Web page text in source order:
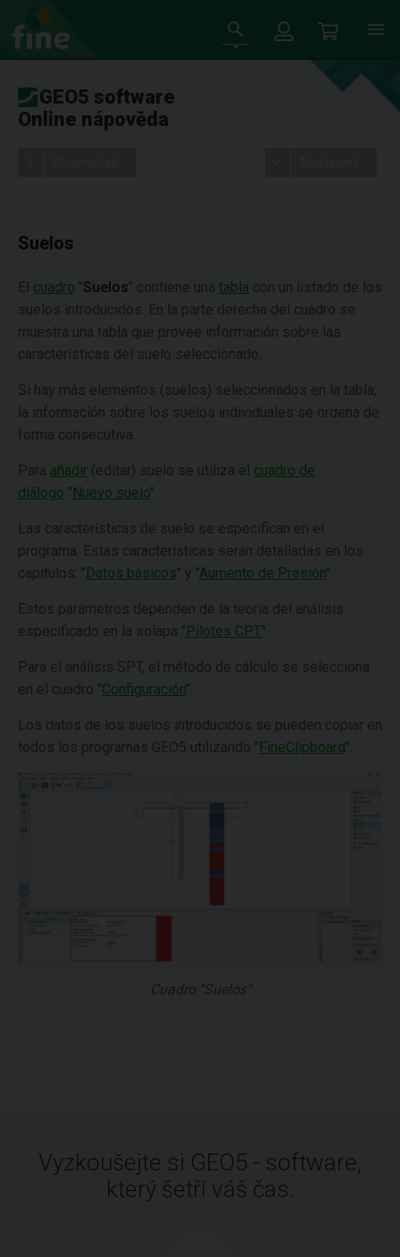
GEO5 software
Online nápověda
Suelos
El cuadro "Suelos" contiene una tabla con un listado de los
suelos introducidos. En la parte derecha del cuadro se
muestra una tabla que provee información sobre las
características del suelo seleccionado.
Si hay más elementos (suelos) seleccionados en la tabla,
la información sobre los suelos individuales se ordena de
forma consecutiva.
Para añadir (editar) suelo se utiliza el cuadro de
diálogo "Nuevo suelo".
Las características de suelo se especifican en el
programa. Estas características serán detalladas en los
capítulos: "Datos básicos" y "Aumento de Presión".
Estos parámetros dependen de la teoría del análisis
especificado en la solapa "Pilotes CPT" .
Para el análisis SPT, el método de cálculo se selecciona
en el cuadro "Configuración".
Los datos de los suelos introducidos se pueden copiar en
todos los programas GEO5 utilizando "FineClipboard".
Cuadro "Suelos"
Vyzkoušejte si GEO5 - software,
který šetří váš čas.